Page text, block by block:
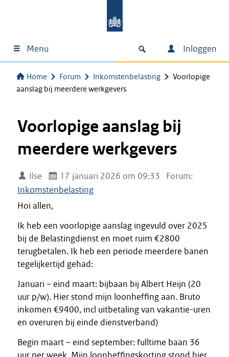
Menu Inloggen
Home Forum Inkomstenbelasting
Voorlopige
aanslag bij meerdere werkgevers
Voorlopige aanslag bij
meerdere werkgevers
Ilse 17 januari 2026 om 09:33
Forum:
Inkomstenbelasting
Hoi allen,
Ik heb een voorlopige aanslag ingevuld over 2025
bij de Belastingdienst en moet ruim €2800
terugbetalen. Ik heb een periode meerdere banen
tegelijkertijd gehad:
Januari – eind maart: bijbaan bij Albert Heijn (20
uur p/w). Hier stond mijn loonheffing aan. Bruto
inkomen €9400, incl uitbetaling van vakantie-uren
en overuren bij einde dienstverband)
Begin maart – eind september: fulltime baan 36